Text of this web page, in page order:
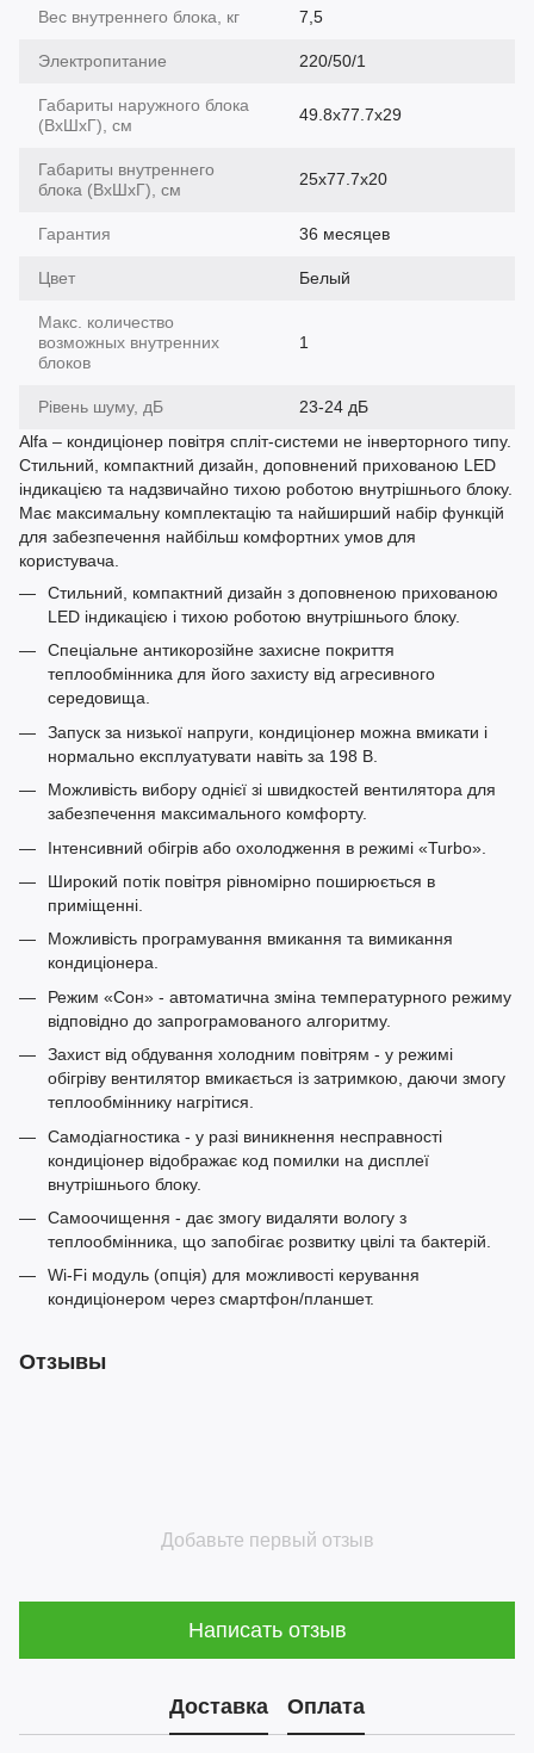
Вес внутреннего блока, кг 7,5
Электропитание 220/50/1
Габариты наружного блока
(ВхШхГ), см
49.8x77.7x29
Габариты внутреннего
блока (ВхШхГ), см
25х77.7х20
Гарантия 36 месяцев
Цвет Белый
Макс. количество
возможных внутренних
блоков
1
Рівень шуму, дБ
23-24 дБ
Alfa – кондиціонер повітря спліт-системи не інверторного типу.
Стильний, компактний дизайн, доповнений прихованою LED
індикацією та надзвичайно тихою роботою внутрішнього блоку.
Має максимальну комплектацію та найширший набір функцій
для забезпечення найбільш комфортних умов для
користувача.
Стильний, компактний дизайн з доповненою прихованою
LED індикацією і тихою роботою внутрішнього блоку.
Спеціальне антикорозійне захисне покриття
теплообмінника для його захисту від агресивного
середовища.
Запуск за низької напруги, кондиціонер можна вмикати і
нормально експлуатувати навіть за 198 В.
Можливість вибору однієї зі швидкостей вентилятора для
забезпечення максимального комфорту.
Інтенсивний обігрів або охолодження в режимі «Turbo».
Широкий потік повітря рівномірно поширюється в
приміщенні.
Можливість програмування вмикання та вимикання
кондиціонера.
Режим «Сон» - автоматична зміна температурного режиму
відповідно до запрограмованого алгоритму.
Захист від обдування холодним повітрям - у режимі
обігріву вентилятор вмикається із затримкою, даючи змогу
теплообміннику нагрітися.
Самодіагностика - у разі виникнення несправності
кондиціонер відображає код помилки на дисплеї
внутрішнього блоку.
Самоочищення - дає змогу видаляти вологу з
теплообмінника, що запобігає розвитку цвілі та бактерій.
Wi-Fi модуль (опція) для можливості керування
кондиціонером через смартфон/планшет.
Отзывы
Добавьте первый отзыв
Написать отзыв
Доставка Оплата